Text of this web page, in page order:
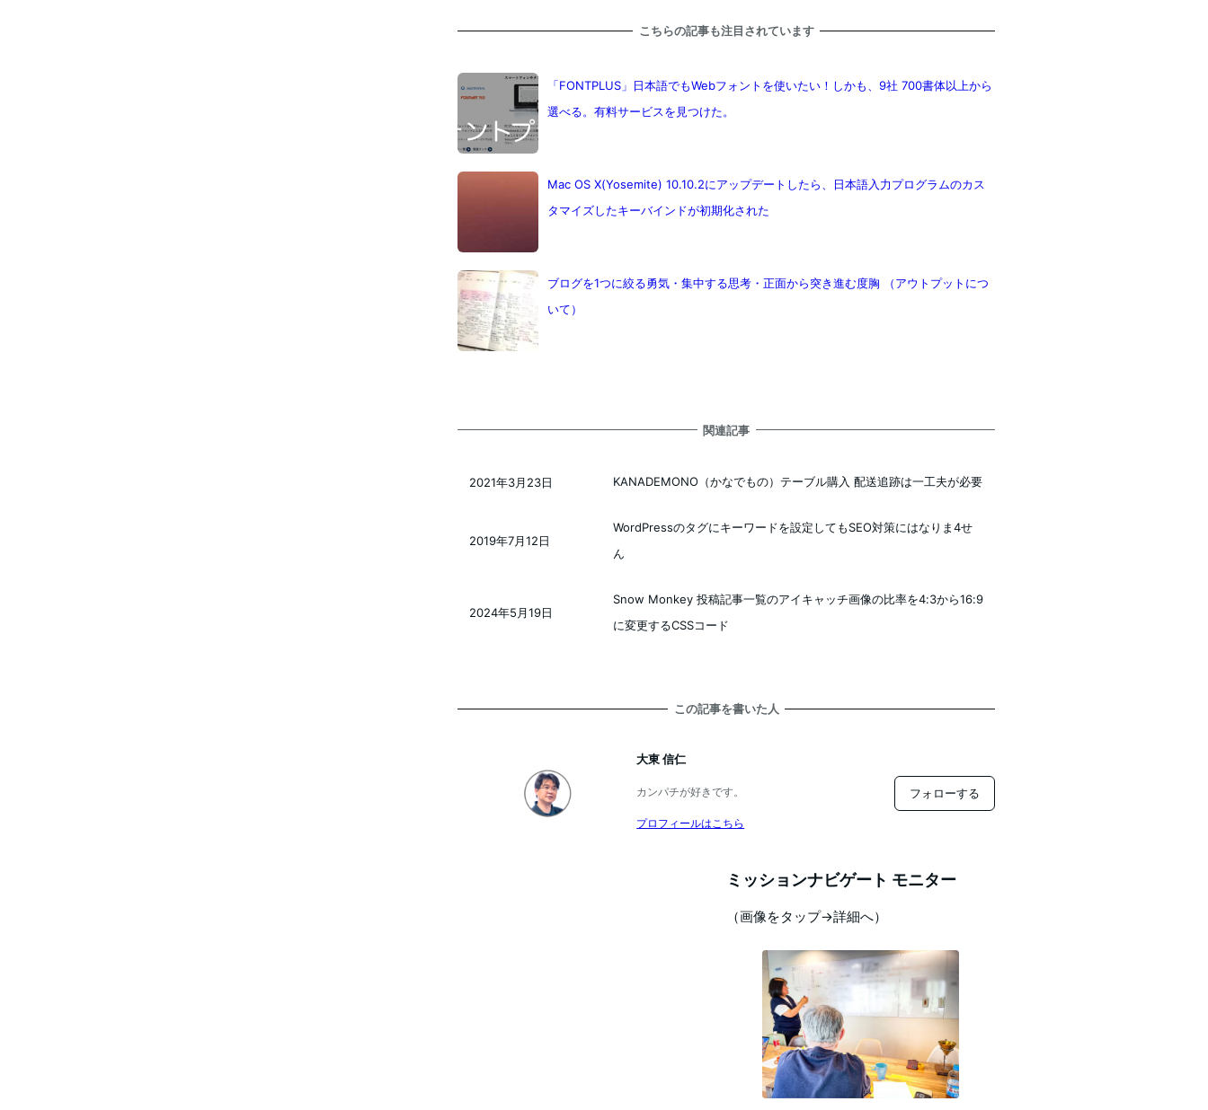
こちらの記事も注目されています
「FONTPLUS」日本語でもWebフォントを使いたい！しかも、9社 700書体以上から
選べる。有料サービスを見つけた。
Mac OS X(Yosemite) 10.10.2にアップデートしたら、日本語入力プログラムのカス
タマイズしたキーバインドが初期化された
ブログを1つに絞る勇気・集中する思考・正面から突き進む度胸 （アウトプットにつ
いて）
関連記事
KANADEMONO（かなでもの）テーブル購入 配送追跡は一工夫が必要
投稿日
2021年3月23日
WordPressのタグにキーワードを設定してもSEO対策にはなりま4せ
ん
2019年7月12日
Snow Monkey 投稿記事一覧のアイキャッチ画像の比率を4:3から16:9
に変更するCSSコード
2024年5月19日
この記事を書いた人
大東 信仁
カンパチが好きです。
プロフィールはこちら
フォローする
ミッションナビゲート モニター
（画像をタップ→詳細へ）